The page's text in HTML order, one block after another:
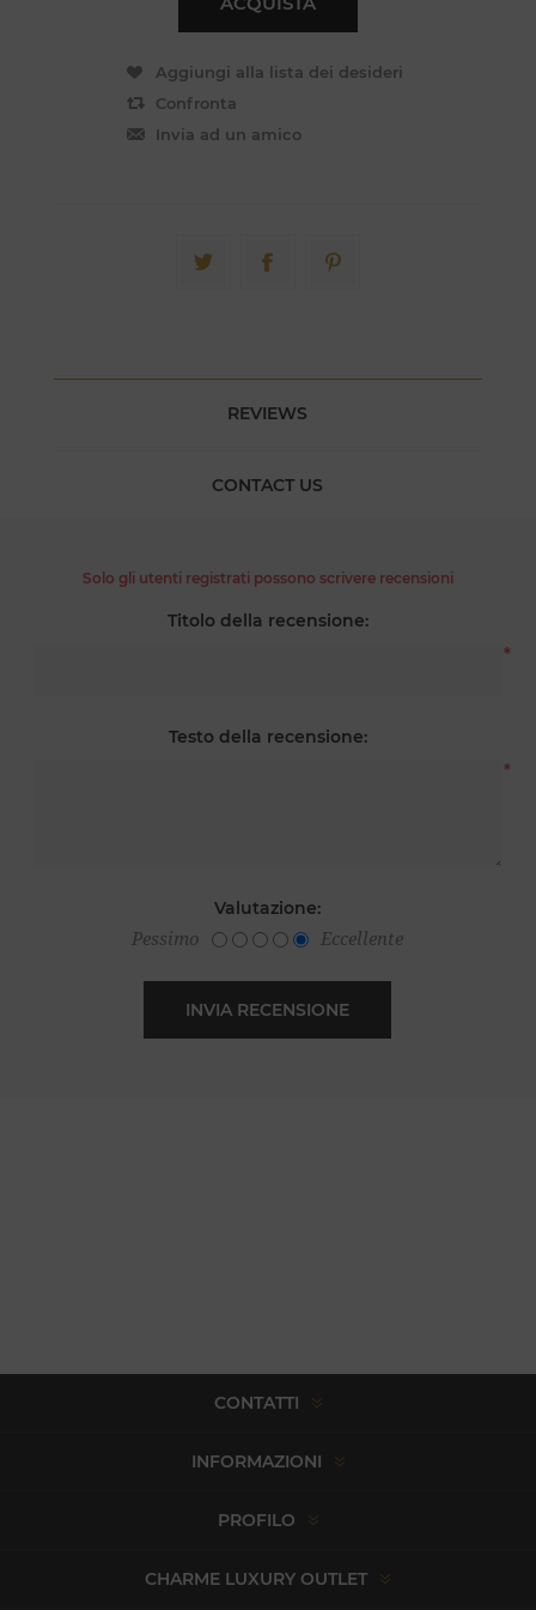
REVIEWS
CONTACT US
Solo gli utenti registrati possono scrivere recensioni
Titolo della recensione:
*
Testo della recensione:
*
Valutazione:
Pessimo
Eccellente
CONTATTI
INFORMAZIONI
PROFILO
CHARME LUXURY OUTLET